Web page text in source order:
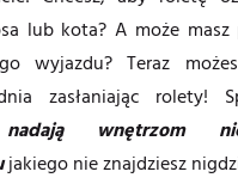
lub kota? A może masz
wyjazdu? Teraz
zasłaniając rolety!
nadają wnętrzom
jakiego nie znajdziesz